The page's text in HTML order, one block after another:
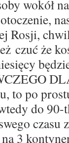
wokół
Rosji,
czuć że
to po
do
3